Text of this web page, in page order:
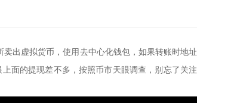
出虚拟货币，使用去中心化钱包，如果转账时地址
面的提现差不多，按照币市天眼调查，别忘了关注